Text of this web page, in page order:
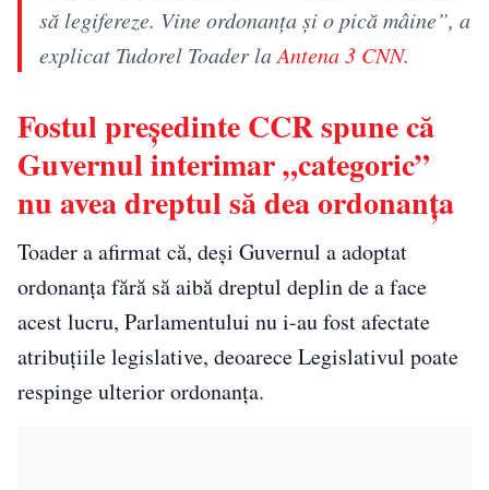
să legifereze. Vine ordonanța și o pică mâine”, a
explicat Tudorel Toader laAntena 3 CNN.
Fostul președinte CCR spune că
Guvernul interimar „categoric”
nu avea dreptul să dea ordonanța
Toader a afirmat că, deși Guvernul a adoptat
ordonanța fără să aibă dreptul deplin de a face
acest lucru, Parlamentului nu i-au fost afectate
atribuțiile legislative, deoarece Legislativul poate
respinge ulterior ordonanța.